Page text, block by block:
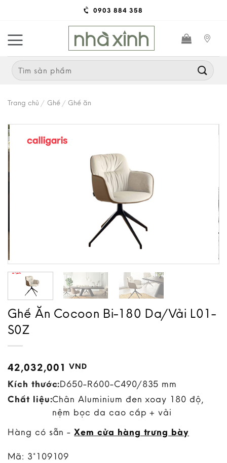
content
0903 884 358
Search
for:
Trang chủ / Ghế / Ghế ăn
Ghế Ăn Cocoon Bi-180 Da/Vải L01-
S0Z
42,032,001VND
Kích thước:D650-R600-C490/835 mm
Chất liệu:Chân Aluminium đen xoay 180 độ,
nệm bọc da cao cấp + vải
Hàng có sẵn -Xem cửa hàng trưng bày
Mã: 3*109109